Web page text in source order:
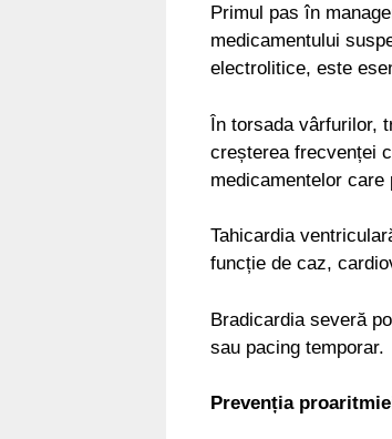
Primul pas în
medicamentului
electrolitice, este
În torsada vârfurilor,
creșterea frecvenței
medicamentelor care
Tahicardia
funcție de caz,
Bradicardia severă
sau pacing temporar.
Prevenția